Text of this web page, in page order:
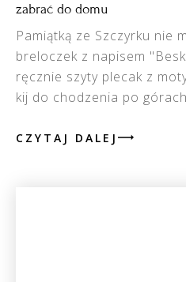
zabrać do domu
Pamiątką ze Szczyrku nie
breloczek z napisem
ręcznie szyty plecak z
kij do chodzenia po
CZYTAJ DALEJ